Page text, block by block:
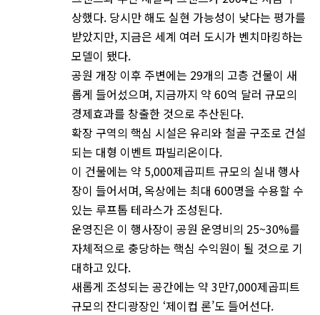
상했다. 당시만 해도 실현 가능성이 낮다는 평가를
받았지만, 지금은 세계 여러 도시가 벤치마킹하는
모델이 됐다.
공원 개장 이후 주변에는 29개의 고층 건물이 새
롭게 들어섰으며, 지금까지 약 60억 달러 규모의
경제효과를 창출한 것으로 추산된다.
확장 구역의 핵심 시설은 유리와 철골 구조로 건설
되는 대형 이벤트 파빌리온이다.
이 건물에는 약 5,000제곱피트 규모의 실내 행사
장이 들어서며, 옥상에는 최대 600명을 수용할 수
있는 루프톱 테라스가 조성된다.
운영진은 이 행사장이 공원 운영비의 25~30%를
자체적으로 충당하는 핵심 수익원이 될 것으로 기
대하고 있다.
새롭게 조성되는 공간에는 약 3만7,000제곱피트
규모의 잔디광장인 ‘제이컵 론’도 들어선다.